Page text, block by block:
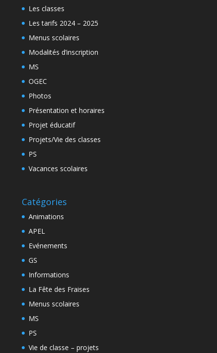
Les classes
Les tarifs 2024 – 2025
Menus scolaires
Modalités d’inscription
MS
OGEC
Photos
Présentation et horaires
Projet éducatif
Projets/Vie des classes
PS
Vacances scolaires
Catégories
Animations
APEL
Evénements
GS
Informations
La Fête des Fraises
Menus scolaires
MS
PS
Vie de classe – projets